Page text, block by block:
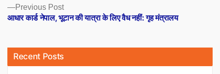
Previous PostPrevious
post:
आधार कार्ड नेपाल, भूटान की यात्रा के लिए वैध नहीं: गृह मंत्रालय
Recent Posts